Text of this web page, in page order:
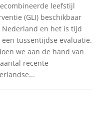
leefstijl
(GLI) beschikbaar
Nederland en het is tijd
een tussentijdse evaluatie.
we aan de hand van
recente